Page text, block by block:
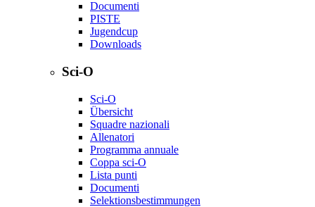
Documenti
PISTE
Jugendcup
Downloads
Sci-O
Sci-O
Übersicht
Squadre nazionali
Allenatori
Programma annuale
Coppa sci-O
Lista punti
Documenti
Selektionsbestimmungen